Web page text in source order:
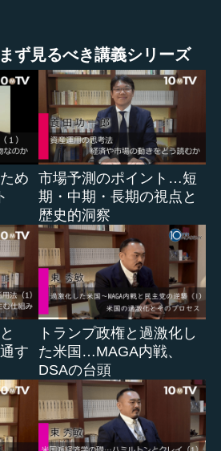
はコロナ危機で非常なピンチの
に何か発言すると、「みんなが協
きに、非難めいたことを言うべき
本では多く出てくるのです。
い」体質が問い直されるとき
いってもいかなくても、ことが
わったことなのだ。みんなが一生
らいいではないか」と言って終わ
の日本の流れです。太平洋戦争も
いように、本当にこの後は必要な
れを社会実装していくことです。
ンバーです。私も国の委員会に関
責任がありますが、いくら言って
」姿勢を国は続けてきたわけで
ナでは、本当にどこまでやれるの
、小林さんのおっしゃることを聞
しました。
ず見るべき講義シリーズ
め
市場予測のポイント…短
期・中期・長期の視点と
歴史的洞察
す
トランプ政権と過激化し
た米国…MAGA内戦、
DSAの台頭